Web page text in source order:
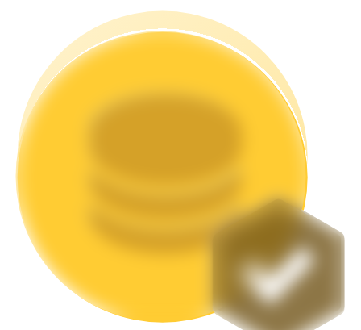
Alta rentabilidad y acceso instantáneo